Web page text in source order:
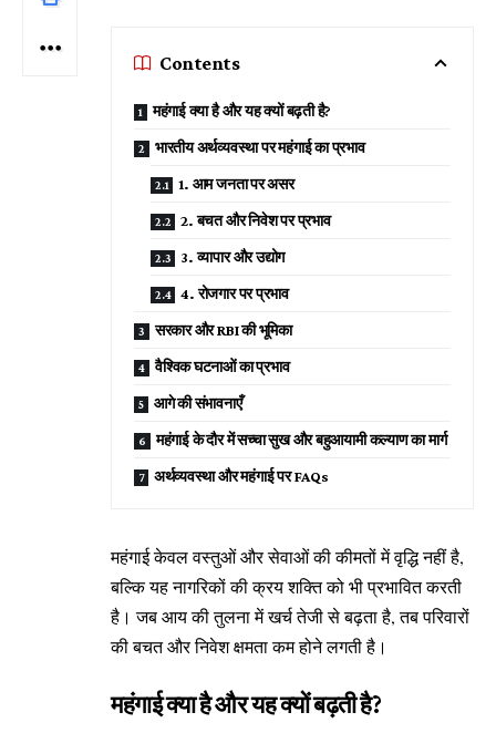
Contents
महंगाई क्या है और यह क्यों बढ़ती है?
भारतीय अर्थव्यवस्था पर महंगाई का प्रभाव
1. आम जनता पर असर
2. बचत और निवेश पर प्रभाव
3. व्यापार और उद्योग
4. रोजगार पर प्रभाव
सरकार और RBI की भूमिका
वैश्विक घटनाओं का प्रभाव
आगे की संभावनाएँ
महंगाई के दौर में सच्चा सुख और बहुआयामी कल्याण का मार्ग
अर्थव्यवस्था और महंगाई पर FAQs
महंगाई केवल वस्तुओं और सेवाओं की कीमतों में वृद्धि नहीं है,
बल्कि यह नागरिकों की क्रय शक्ति को भी प्रभावित करती
है। जब आय की तुलना में खर्च तेजी से बढ़ता है, तब परिवारों
की बचत और निवेश क्षमता कम होने लगती है।
महंगाई क्या है और यह क्यों बढ़ती है?